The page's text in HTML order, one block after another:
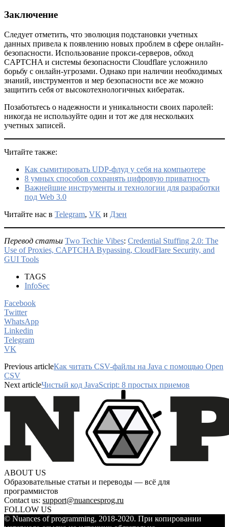
Заключение
Следует отметить, что эволюция подстановки учетных
данных привела к появлению новых проблем в сфере онлайн-
безопасности. Использование прокси-серверов, обход
CAPTCHA и системы безопасности Cloudflare усложнило
борьбу с онлайн-угрозами. Однако при наличии необходимых
знаний, инструментов и мер безопасности все же можно
защитить себя от высокотехнологичных кибератак.
Позаботьтесь о надежности и уникальности своих паролей:
никогда не используйте один и тот же для нескольких
учетных записей.
Читайте также:
Как сымитировать UDP-флуд у себя на компьютере
8 умных способов сохранять цифровую приватность
Важнейшие инструменты и технологии для разработки
под Web 3.0
Читайте нас в Telegram, VK и Дзен
Перевод статьи Two Techie Vibes: Credential Stuffing 2.0: The
Use of Proxies, CAPTCHA Bypassing, CloudFlare Security, and
GUI Tools
TAGS
InfoSec
Facebook
Twitter
WhatsApp
Linkedin
Telegram
VK
Previous articleКак читать CSV-файлы на Java с помощью Open
CSV
Next articleЧистый код JavaScript: 8 простых приемов
ABOUT US
Образовательные статьи и переводы — всё для
программистов
Contact us: support@nuancesprog.ru
FOLLOW US
© Nuances of programming, 2018-2020. При копировании